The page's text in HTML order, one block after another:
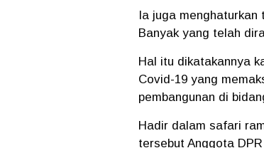
Ia juga menghaturkan
Banyak yang telah
Hal itu dikatakannya
Covid-19 yang
pembangunan di
Hadir dalam safari
tersebut Anggota